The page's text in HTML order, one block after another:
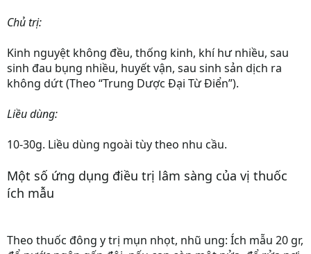
Chủ trị:
Kinh nguyệt không đều, thống kinh, khí hư nhiều, sau
sinh đau bụng nhiều, huyết vận, sau sinh sản dịch ra
không dứt (Theo “Trung Dược Đại Từ Điển”).
Liều dùng:
10-30g. Liều dùng ngoài tùy theo nhu cầu.
Một số ứng dụng điều trị lâm sàng của vị thuốc
ích mẫu
Theo thuốc đông ytrị mụn nhọt, nhũ ung: Ích mẫu 20 gr,